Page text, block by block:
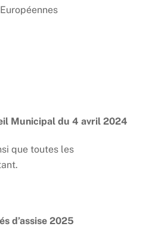
Municipal du 4 avril 2024
que toutes les
d’assise 2025